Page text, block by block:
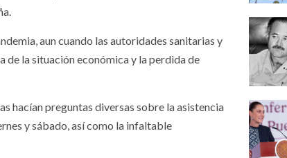
aun cuando las autoridades sanitarias y
de la situación económica y la perdida de
hacían preguntas diversas sobre la asistencia
y sábado, así como la infaltable